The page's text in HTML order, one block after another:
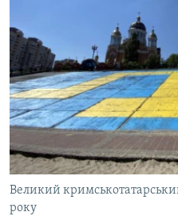
ВІДЕОУРОКИ «ELIFBE»
СВІДЧЕННЯ ОКУПАЦІЇ
УКРАЇНСЬКА ПРОБЛЕМА КРИМУ
ІНФОГРАФІКА
ЯК ОБІЙТИ БЛОКУВАННЯ
Русский
Qırımtatar
ДОЛУЧАЙСЯ!
Усі сайти RFE/RL
Великий
року